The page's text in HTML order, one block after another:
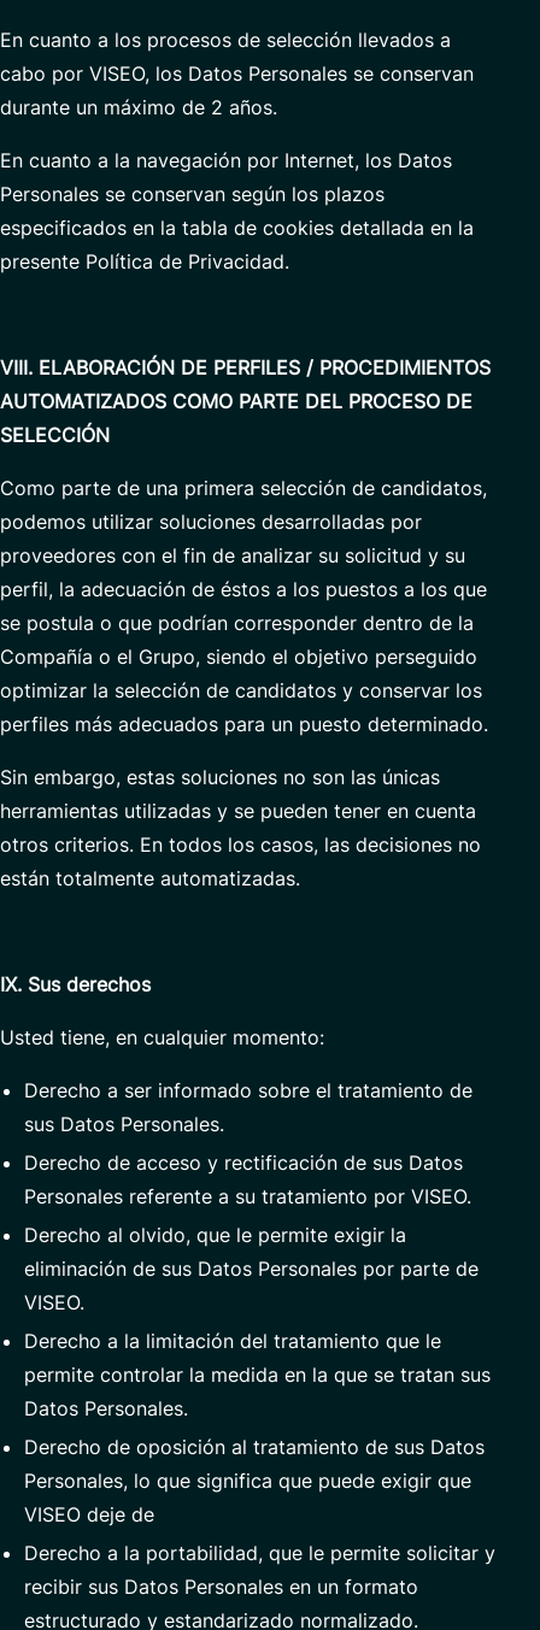
En cuanto a los procesos de selección llevados a
cabo por VISEO, los Datos Personales se conservan
durante un máximo de 2 años.
En cuanto a la navegación por Internet, los Datos
Personales se conservan según los plazos
especificados en la tabla de cookies detallada en la
presente Política de Privacidad.
VIII. ELABORACIÓN DE PERFILES / PROCEDIMIENTOS
AUTOMATIZADOS COMO PARTE DEL PROCESO DE
SELECCIÓN
Como parte de una primera selección de candidatos,
podemos utilizar soluciones desarrolladas por
proveedores con el fin de analizar su solicitud y su
perfil, la adecuación de éstos a los puestos a los que
se postula o que podrían corresponder dentro de la
Compañía o el Grupo, siendo el objetivo perseguido
optimizar la selección de candidatos y conservar los
perfiles más adecuados para un puesto determinado.
Sin embargo, estas soluciones no son las únicas
herramientas utilizadas y se pueden tener en cuenta
otros criterios. En todos los casos, las decisiones no
están totalmente automatizadas.
IX. Sus derechos
Usted tiene, en cualquier momento:
Derecho a ser informado sobre el tratamiento de
sus Datos Personales.
Derecho de acceso y rectificación de sus Datos
Personales referente a su tratamiento por VISEO.
Derecho al olvido, que le permite exigir la
eliminación de sus Datos Personales por parte de
VISEO.
Derecho a la limitación del tratamiento que le
permite controlar la medida en la que se tratan sus
Datos Personales.
Derecho de oposición al tratamiento de sus Datos
Personales, lo que significa que puede exigir que
VISEO deje de
Derecho a la portabilidad, que le permite solicitar y
recibir sus Datos Personales en un formato
estructurado y estandarizado normalizado.